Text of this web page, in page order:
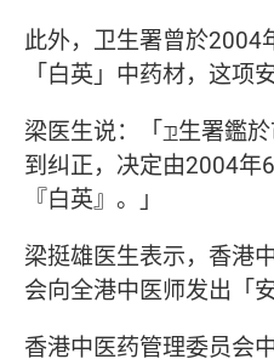
此外，卫生署曾於2004
「白英」中药材，这项
梁医生说：「卫生署鑑
到纠正，决定由2004年
『白英』。」
梁挺雄医生表示，香港
会向全港中医师发出「
香港中医药管理委员会